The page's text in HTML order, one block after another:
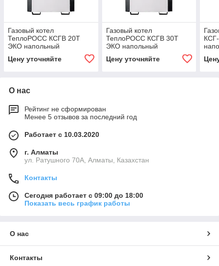
Газовый котел
ТеплоРОСС КСГВ 20Т
ЭКО напольный
Цену уточняйте
Газовый котел
ТеплоРОСС КСГВ 30Т
ЭКО напольный
Цену уточняйте
О нас
Рейтинг не сформирован
Менее 5 отзывов за последний год
Работает с 10.03.2020
г. Алматы
ул. Ратушного 70А, Алматы, Казахстан
Контакты
Сегодня работает с 09:00 до 18:00
Показать весь график работы
О нас
Контакты